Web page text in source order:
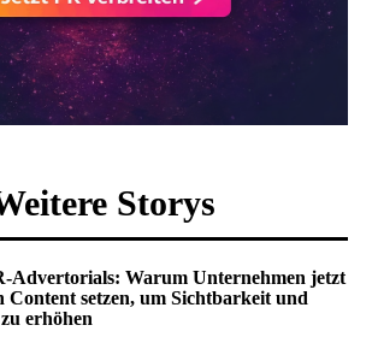
Storys
Advertorials: Warum Unternehmen jetzt
Content setzen, um Sichtbarkeit und
erhöhen